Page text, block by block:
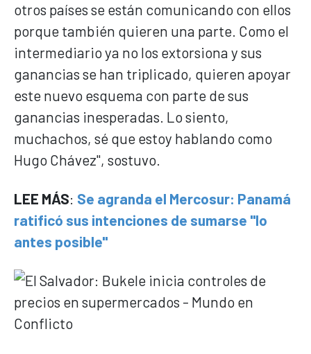
otros países se están comunicando con ellos
porque también quieren una parte. Como el
intermediario ya no los extorsiona y sus
ganancias se han triplicado, quieren apoyar
este nuevo esquema con parte de sus
ganancias inesperadas. Lo siento,
muchachos, sé que estoy hablando como
Hugo Chávez", sostuvo.
LEE MÁS: Se agranda el Mercosur: Panamá
ratificó sus intenciones de sumarse "lo
antes posible"